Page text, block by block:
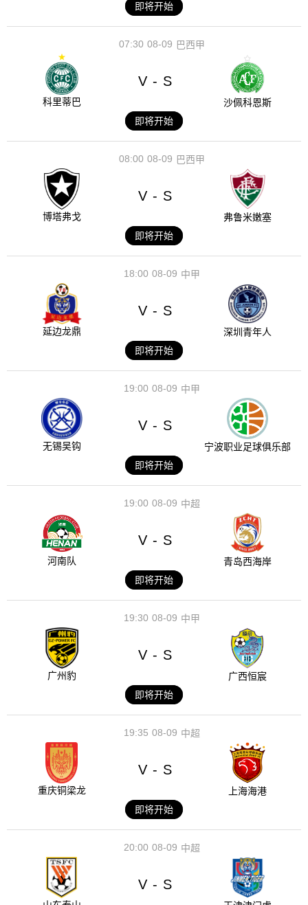
即将开始
08-09
07:30 巴西甲
科里蒂巴
V - S
沙佩科恩斯
即将开始
08-09
08:00 巴西甲
博塔弗戈
V - S
弗鲁米嫩塞
即将开始
08-09
18:00 中甲
延边龙鼎
V - S
深圳青年人
即将开始
08-09
19:00 中甲
无锡吴钩
V - S
宁波职业足球俱乐部
即将开始
08-09
19:00 中超
河南队
V - S
青岛西海岸
即将开始
08-09
19:30 中甲
广州豹
V - S
广西恒宸
即将开始
08-09
19:35 中超
重庆铜梁龙
V - S
上海海港
即将开始
08-09
20:00 中超
V - S